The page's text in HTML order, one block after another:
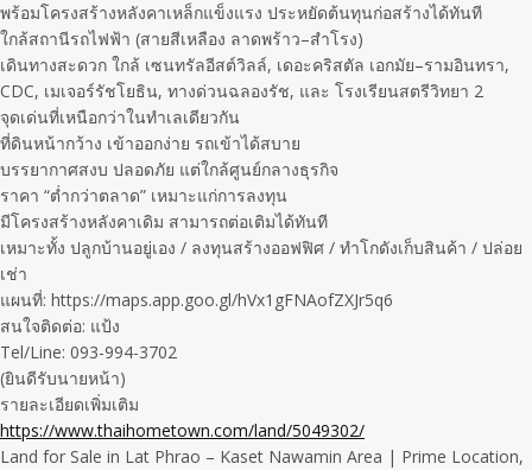
พร้อมโครงสร้างหลังคาเหล็กแข็งแรง ประหยัดต้นทุนก่อสร้างได้ทันที
ใกล้สถานีรถไฟฟ้า (สายสีเหลือง ลาดพร้าว–สำโรง)
เดินทางสะดวก ใกล้ เซนทรัลอีสต์วิลล์, เดอะคริสตัล เอกมัย–รามอินทรา,
CDC, เมเจอร์รัชโยธิน, ทางด่วนฉลองรัช, และ โรงเรียนสตรีวิทยา 2
จุดเด่นที่เหนือกว่าในทำเลเดียวกัน
ที่ดินหน้ากว้าง เข้าออกง่าย รถเข้าได้สบาย
บรรยากาศสงบ ปลอดภัย แต่ใกล้ศูนย์กลางธุรกิจ
ราคา “ต่ำกว่าตลาด” เหมาะแก่การลงทุน
มีโครงสร้างหลังคาเดิม สามารถต่อเติมได้ทันที
เหมาะทั้ง ปลูกบ้านอยู่เอง / ลงทุนสร้างออฟฟิศ / ทำโกดังเก็บสินค้า / ปล่อย
เช่า
แผนที่: https://maps.app.goo.gl/hVx1gFNAofZXJr5q6
สนใจติดต่อ: แป้ง
Tel/Line: 093-994-3702
(ยินดีรับนายหน้า)
รายละเอียดเพิ่มเติม
https://www.thaihometown.com/land/5049302/
Land for Sale in Lat Phrao – Kaset Nawamin Area | Prime Location,